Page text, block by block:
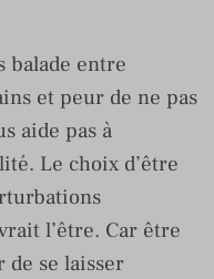
balade entre
et peur de ne pas
aide pas à
Le choix d’être
l’être. Car être
de se laisser